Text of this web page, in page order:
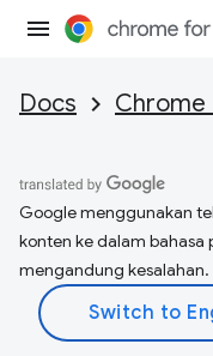
Docs Chrome
Google menggunakan
konten ke dalam bahasa
mengandung kesalahan.